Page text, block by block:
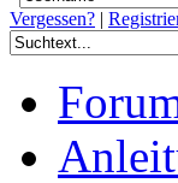
Vergessen? |